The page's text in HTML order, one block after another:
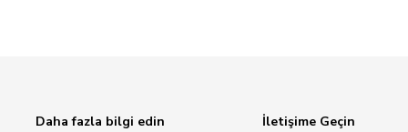
Daha fazla bilgi edin
İletişime Geçin